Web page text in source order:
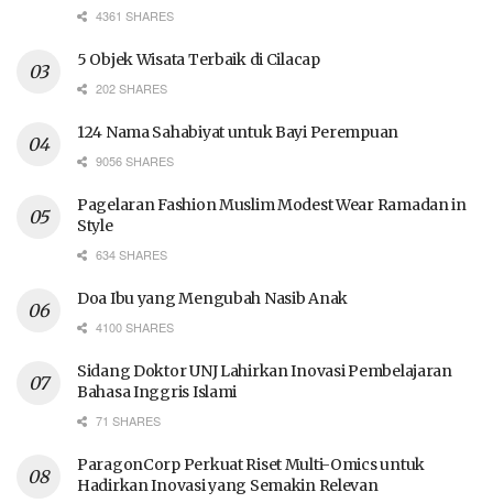
4361 SHARES
5 Objek Wisata Terbaik di Cilacap
202 SHARES
124 Nama Sahabiyat untuk Bayi Perempuan
9056 SHARES
Pagelaran Fashion Muslim Modest Wear Ramadan in
Style
634 SHARES
Doa Ibu yang Mengubah Nasib Anak
4100 SHARES
Sidang Doktor UNJ Lahirkan Inovasi Pembelajaran
Bahasa Inggris Islami
71 SHARES
ParagonCorp Perkuat Riset Multi-Omics untuk
Hadirkan Inovasi yang Semakin Relevan